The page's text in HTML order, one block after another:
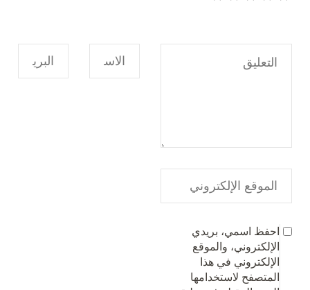
احفظ اسمي، بريدي
الإلكتروني، والموقع
الإلكتروني في هذا
المتصفح لاستخدامها